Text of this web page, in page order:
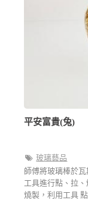
平安富貴(兔)
玻璃藝品
師傅將玻璃棒於
工具進行點、拉
燒製，利用工具